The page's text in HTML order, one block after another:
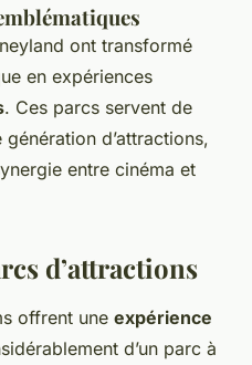
ont transformé
en expériences
. Ces parcs servent de
d’attractions,
entre cinéma et
d’attractions
offrent une expérience
d’un parc à